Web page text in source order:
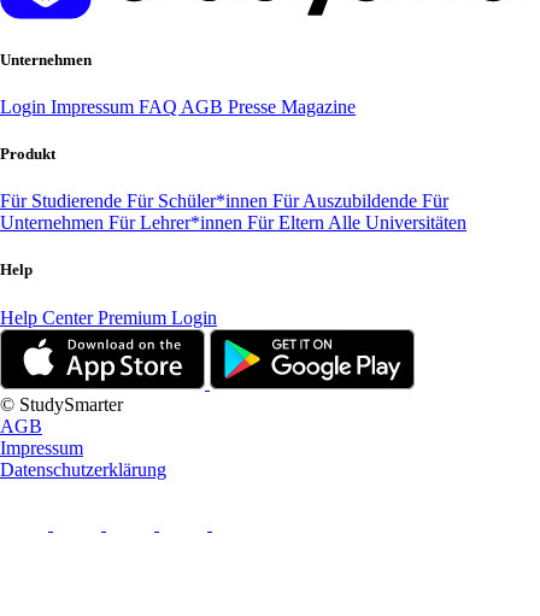
Unternehmen
Login Impressum FAQ AGB Presse Magazine
Produkt
Für Studierende Für Schüler*innen Für Auszubildende Für
Unternehmen Für Lehrer*innen Für Eltern Alle Universitäten
Help
Help CenterPremium Login
© StudySmarter
AGB
Impressum
Datenschutzerklärung